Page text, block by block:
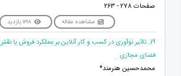
صفحات 278 - 263
مشاهده مقاله 1198 بازدید
19. تاثیر نوآوری در کسب و کار آنلاین بر عملکرد فروش با
فضای مجازی
محمدحسین هنرمند*